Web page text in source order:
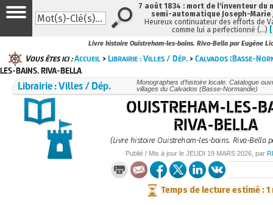
Livre histoire Ouistreham-les-bains. Riva-Bella par Eugène
Vous êtes ici :Accueil >Librairie : Villes / Dép. >Calvados (Basse-
LES-BAINS. RIVA-BELLA
Librairie : Villes / Dép.
Monographies d’histoire locale. Catalogue
villages du Calvados (Basse-Normandie)
OUISTREHAM-LES-
RIVA-BELLA
(Livre histoire Ouistreham-les-bains. Riva-Bella
Publié / Mis à jour le JEUDI 19 MARS 2026 , par
Temps de lecture estimé : 1
7 août 1834 : mort de l'inventeur du
semi-automatique Joseph-Marie
Heureux continuateur des efforts de
comme lui a perfectionné (…)